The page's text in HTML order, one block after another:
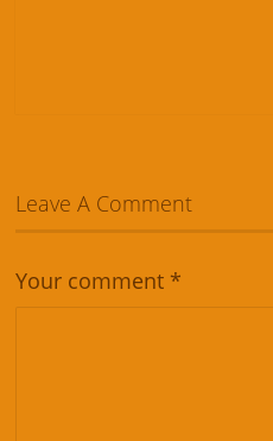
Leave A Comment
Your comment *